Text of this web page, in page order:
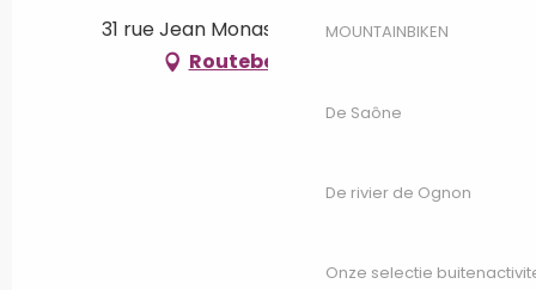
MOUNTAINBIKEN
De Saône
De rivier de Ognon
Onze selectie
31 rue Jean Monasson, 70500 Corre
Routebeschrijving